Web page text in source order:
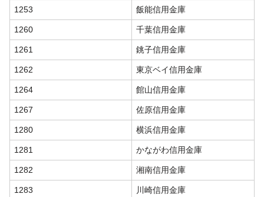
1253 飯能信用金庫
1260 千葉信用金庫
1261 銚子信用金庫
1262 東京ベイ信用金庫
1264 館山信用金庫
1267 佐原信用金庫
1280 横浜信用金庫
1281 かながわ信用金庫
1282 湘南信用金庫
1283 川崎信用金庫